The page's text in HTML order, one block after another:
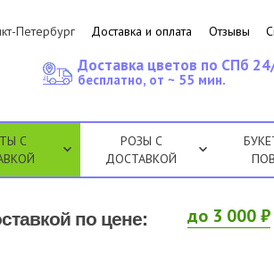
Петербург Доставка и оплата Отзывы
Доставка цветов по СПб
бесплатно, от ~ 55 мин.
С
РОЗЫ С
ДОСТАВКОЙ
по цене: до 3 000 ₽